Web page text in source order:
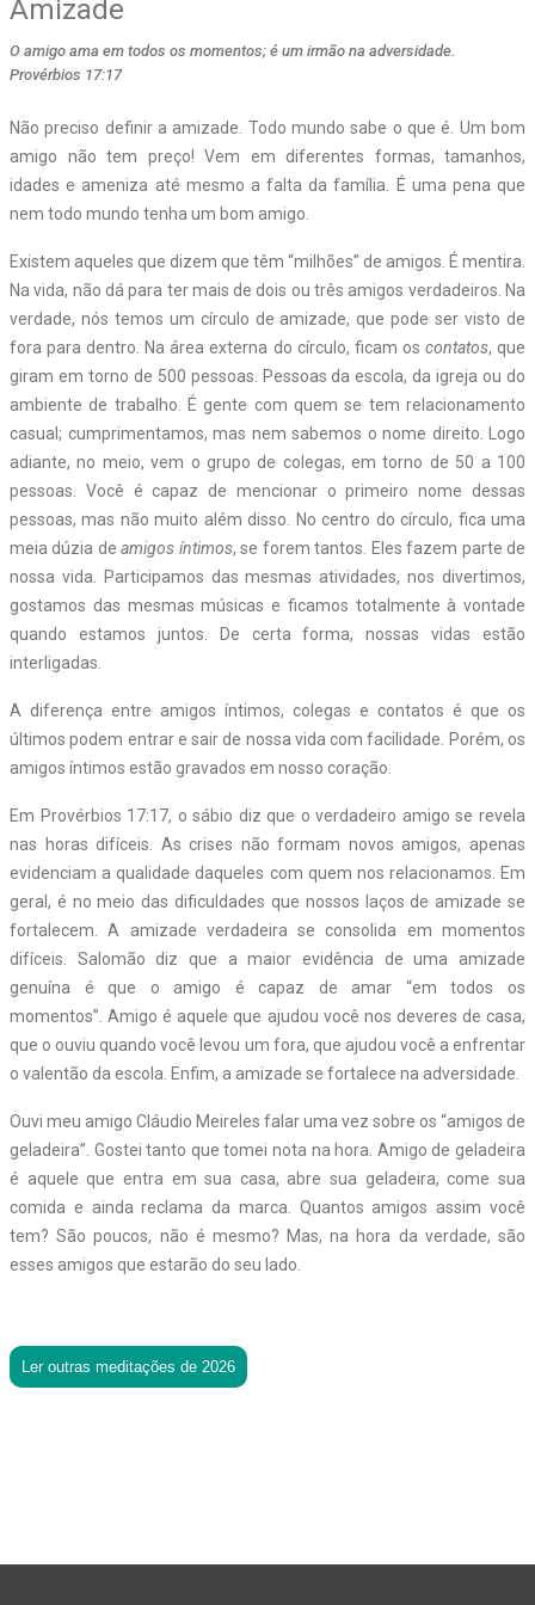
Amizade
O amigo ama em todos os momentos; é um irmão na adversidade.
Provérbios 17:17
Não preciso definir a amizade. Todo mundo sabe o que é. Um bom
amigo não tem preço! Vem em diferentes formas, tamanhos,
idades e ameniza até mesmo a falta da família. É uma pena que
nem todo mundo tenha um bom amigo.
Existem aqueles que dizem que têm “milhões” de amigos. É mentira.
Na vida, não dá para ter mais de dois ou três amigos verdadeiros. Na
verdade, nós temos um círculo de amizade, que pode ser visto de
fora para dentro. Na área externa do círculo, ficam os contatos, que
giram em torno de 500 pessoas. Pessoas da escola, da igreja ou do
ambiente de trabalho. É gente com quem se tem relacionamento
casual; cumprimentamos, mas nem sabemos o nome direito. Logo
adiante, no meio, vem o grupo de colegas, em torno de 50 a 100
pessoas. Você é capaz de mencionar o primeiro nome dessas
pessoas, mas não muito além disso. No centro do círculo, fica uma
meia dúzia deamigos íntimos, se forem tantos. Eles fazem parte de
nossa vida. Participamos das mesmas atividades, nos divertimos,
gostamos das mesmas músicas e ficamos totalmente à vontade
quando estamos juntos. De certa forma, nossas vidas estão
interligadas.
A diferença entre amigos íntimos, colegas e contatos é que os
últimos podem entrar e sair de nossa vida com facilidade. Porém, os
amigos íntimos estão gravados em nosso coração.
Em Provérbios 17:17, o sábio diz que o verdadeiro amigo se revela
nas horas difíceis. As crises não formam novos amigos, apenas
evidenciam a qualidade daqueles com quem nos relacionamos. Em
geral, é no meio das dificuldades que nossos laços de amizade se
fortalecem. A amizade verdadeira se consolida em momentos
difíceis. Salomão diz que a maior evidência de uma amizade
genuína é que o amigo é capaz de amar “em todos os
momentos”. Amigo é aquele que ajudou você nos deveres de casa,
que o ouviu quando você levou um fora, que ajudou você a enfrentar
o valentão da escola. Enfim, a amizade se fortalece na adversidade.
Ouvi meu amigo Cláudio Meireles falar uma vez sobre os “amigos de
geladeira”. Gostei tanto que tomei nota na hora. Amigo de geladeira
é aquele que entra em sua casa, abre sua geladeira, come sua
comida e ainda reclama da marca. Quantos amigos assim você
tem? São poucos, não é mesmo? Mas, na hora da verdade, são
esses amigos que estarão do seu lado.
Ler outras meditações de 2026